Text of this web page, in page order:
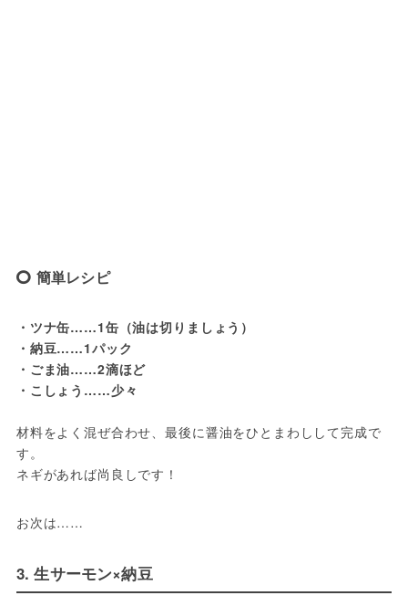
簡単レシピ
・ツナ缶……1缶（油は切りましょう）
・納豆……1パック
・ごま油……2滴ほど
・こしょう……少々
材料をよく混ぜ合わせ、最後に醤油をひとまわしして完成で
す。
ネギがあれば尚良しです！
お次は……
3. 生サーモン×納豆